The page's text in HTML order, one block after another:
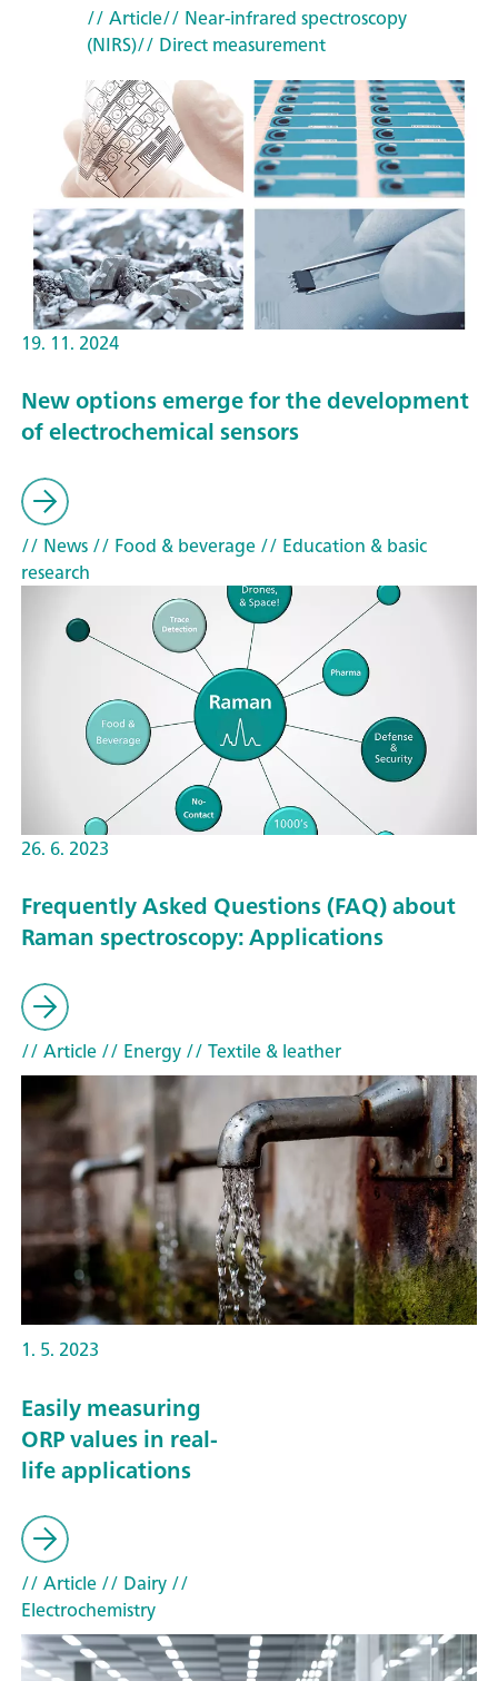
// Article// Near-infrared spectroscopy
(NIRS)// Direct measurement
19. 11. 2024
New options emerge for the development
of electrochemical sensors
// News// Food & beverage// Education & basic
research
26. 6. 2023
Frequently Asked Questions (FAQ) about
Raman spectroscopy: Applications
// Article// Energy// Textile & leather
1. 5. 2023
Easily measuring
ORP values in real-
life applications
// Article// Dairy//
Electrochemistry